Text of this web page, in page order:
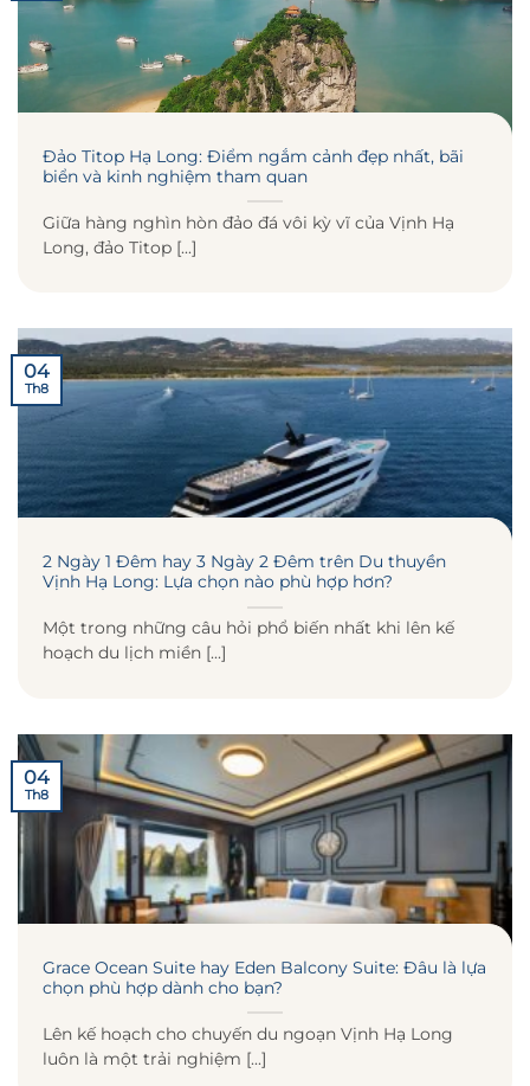
Đảo Titop Hạ Long: Điểm ngắm cảnh đẹp nhất, bãi
biển và kinh nghiệm tham quan
Giữa hàng nghìn hòn đảo đá vôi kỳ vĩ của Vịnh Hạ
Long, đảo Titop [...]
2 Ngày 1 Đêm hay 3 Ngày 2 Đêm trên Du thuyền
Vịnh Hạ Long: Lựa chọn nào phù hợp hơn?
Một trong những câu hỏi phổ biến nhất khi lên kế
hoạch du lịch miền [...]
04
Th8
Grace Ocean Suite hay Eden Balcony Suite: Đâu là lựa
chọn phù hợp dành cho bạn?
Lên kế hoạch cho chuyến du ngoạn Vịnh Hạ Long
luôn là một trải nghiệm [...]
04
Th8